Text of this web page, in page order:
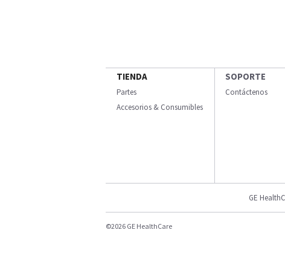
TIENDA
Partes
Accesorios & Consumibles
SOPORTE
Contáctenos
GE
©2026 GE HealthCare